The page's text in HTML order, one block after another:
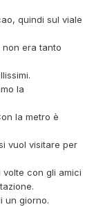
quindi sul viale
era tanto
la
la metro è
vuol visitare per
con gli amici
un giorno.